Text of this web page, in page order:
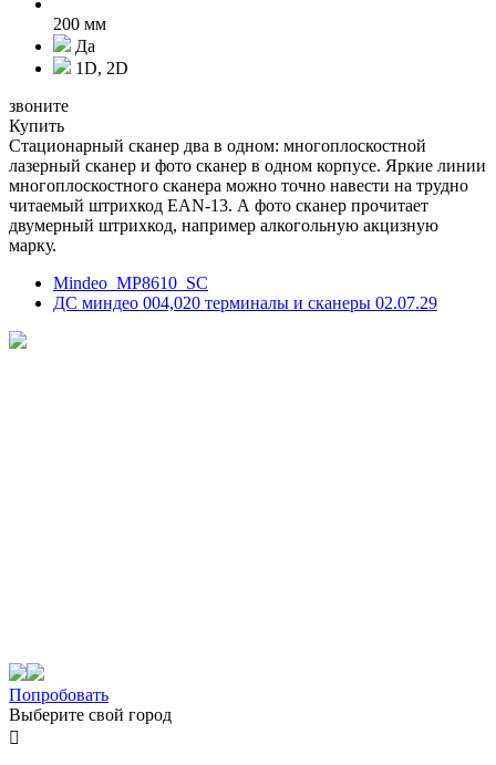
200 мм
Да
1D, 2D
звоните
Купить
Стационарный сканер два в одном: многоплоскостной
лазерный сканер и фото сканер в одном корпусе. Яркие линии
многоплоскостного сканера можно точно навести на трудно
читаемый штрихкод EAN-13. А фото сканер прочитает
двумерный штрихкод, например алкогольную акцизную
марку.
Mindeo_MP8610_SC
ДС миндео 004,020 терминалы и сканеры 02.07.29
Попробовать
Выберите свой город
